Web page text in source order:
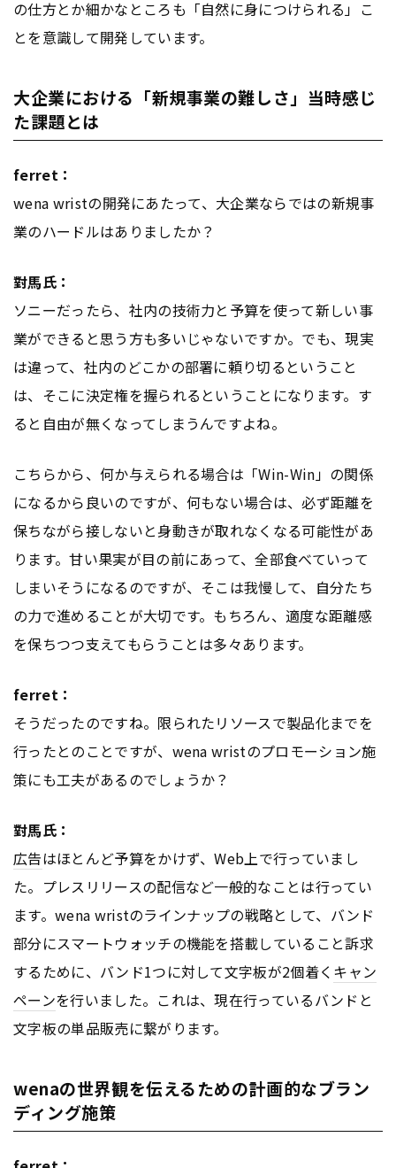
の仕方とか細かなところも「自然に身につけられる」こ
とを意識して開発しています。
大企業における「新規事業の難しさ」当時感じ
た課題とは
ferret：
wena wristの開発にあたって、大企業ならではの新規事
業のハードルはありましたか？
對馬氏：
ソニーだったら、社内の技術力と予算を使って新しい事
業ができると思う方も多いじゃないですか。でも、現実
は違って、社内のどこかの部署に頼り切るということ
は、そこに決定権を握られるということになります。す
ると自由が無くなってしまうんですよね。
こちらから、何か与えられる場合は「Win-Win」の関係
になるから良いのですが、何もない場合は、必ず距離を
保ちながら接しないと身動きが取れなくなる可能性があ
ります。甘い果実が目の前にあって、全部食べていって
しまいそうになるのですが、そこは我慢して、自分たち
の力で進めることが大切です。もちろん、適度な距離感
を保ちつつ支えてもらうことは多々あります。
ferret：
そうだったのですね。限られたリソースで製品化までを
行ったとのことですが、wena wristのプロモーション施
策にも工夫があるのでしょうか？
對馬氏：
広告はほとんど予算をかけず、Web上で行っていまし
た。プレスリリースの配信など一般的なことは行ってい
ます。wena wristのラインナップの戦略として、バンド
部分にスマートウォッチの機能を搭載していること訴求
するために、バンド1つに対して文字板が2個着く キャン
ペーンを行いました。これは、現在行っているバンドと
文字板の単品販売に繋がります。
wenaの世界観を伝えるための計画的なブラン
ディング施策